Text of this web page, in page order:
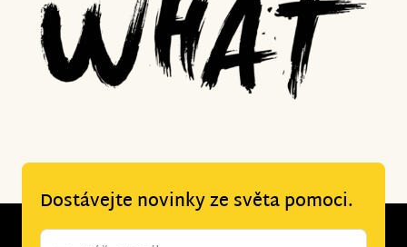
Dostávejte novinky ze světa pomoci.
Newsletter